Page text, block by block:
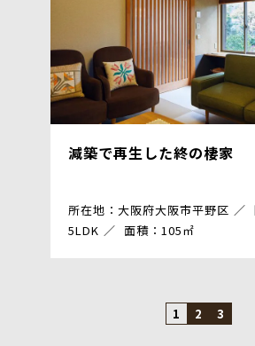
減築で再生した終の棲家
所在地：大阪府大阪市平野区
5LDK
面積：105㎡
1 2 3